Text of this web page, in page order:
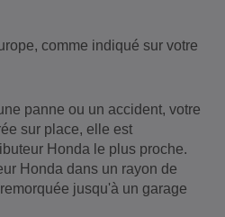
comme indiqué sur votre
panne ou un accident, votre
sur place, elle est
Honda le plus proche.
Honda dans un rayon de
jusqu'à un garage